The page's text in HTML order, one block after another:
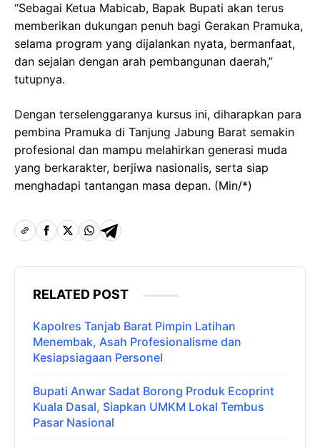
“Sebagai Ketua Mabicab, Bapak Bupati akan terus
memberikan dukungan penuh bagi Gerakan Pramuka,
selama program yang dijalankan nyata, bermanfaat,
dan sejalan dengan arah pembangunan daerah,”
tutupnya.
Dengan terselenggaranya kursus ini, diharapkan para
pembina Pramuka di Tanjung Jabung Barat semakin
profesional dan mampu melahirkan generasi muda
yang berkarakter, berjiwa nasionalis, serta siap
menghadapi tantangan masa depan. (Min/*)
RELATED POST
Kapolres Tanjab Barat Pimpin Latihan
Menembak, Asah Profesionalisme dan
Kesiapsiagaan Personel
Bupati Anwar Sadat Borong Produk Ecoprint
Kuala Dasal, Siapkan UMKM Lokal Tembus
Pasar Nasional